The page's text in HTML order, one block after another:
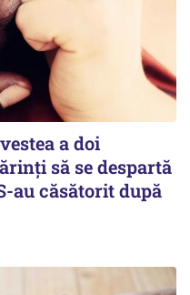
a doi
să se despartă
au căsătorit după